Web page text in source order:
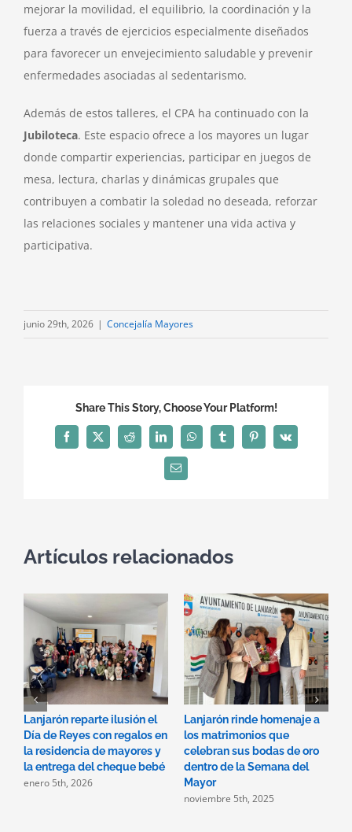
mejorar la movilidad, el equilibrio, la coordinación y la
fuerza a través de ejercicios especialmente diseñados
para favorecer un envejecimiento saludable y prevenir
enfermedades asociadas al sedentarismo.
Además de estos talleres, el CPA ha continuado con la
Jubiloteca. Este espacio ofrece a los mayores un lugar
donde compartir experiencias, participar en juegos de
mesa, lectura, charlas y dinámicas grupales que
contribuyen a combatir la soledad no deseada, reforzar
las relaciones sociales y mantener una vida activa y
participativa.
junio 29th, 2026 | Concejalía Mayores
Share This Story, Choose Your Platform!
Facebook
X Reddit LinkedInWhatsAppTumblrPinterest
Vk
Correo
electrónico
Artículos relacionados
Lanjarón reparte ilusión el
Día de Reyes con regalos en
la residencia de mayores y
la entrega del cheque bebé
enero 5th, 2026
Lanjarón rinde homenaje a
los matrimonios que
celebran sus bodas de oro
dentro de la Semana del
Mayor
noviembre 5th, 2025